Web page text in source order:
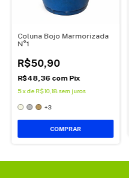
Coluna Bojo Marmorizada
N°1
R$50,90
R$48,36 com Pix
5xdeR$10,18 sem juros
+3
COMPRAR